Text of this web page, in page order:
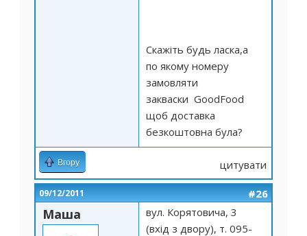
Скажіть будь ласка,а
по якому номеру
замовляти
закваски GoodFood
щоб доставка
безкоштовна була?
Вгору цитувати
09/12/2011 #26
Маша
вул. Корятовича, 3
(вхід з двору), т. 095-